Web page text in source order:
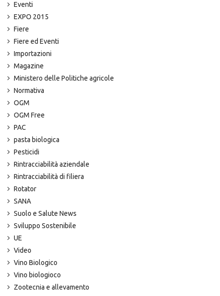
Eventi
EXPO 2015
Fiere
Fiere ed Eventi
Importazioni
Magazine
Ministero delle Politiche agricole
Normativa
OGM
OGM Free
PAC
pasta biologica
Pesticidi
Rintracciabilità aziendale
Rintracciabilità di filiera
Rotator
SANA
Suolo e Salute News
Sviluppo Sostenibile
UE
Video
Vino Biologico
Vino biologioco
Zootecnia e allevamento